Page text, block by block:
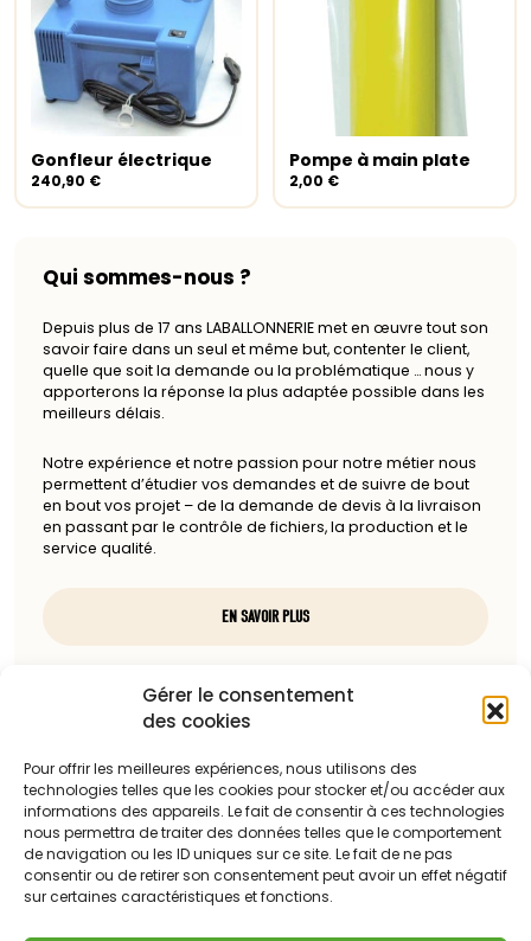
Gérer le consentement
des cookies
Pour offrir les meilleures expériences, nous utilisons des
technologies telles que les cookies pour stocker et/ou accéder aux
informations des appareils. Le fait de consentir à ces technologies
nous permettra de traiter des données telles que le comportement
de navigation ou les ID uniques sur ce site. Le fait de ne pas
consentir ou de retirer son consentement peut avoir un effet négatif
sur certaines caractéristiques et fonctions.
Lire la suite
Gonfleur électrique
240,90 €
Lire la suite
Pompe à main plate
2,00 €
Qui sommes-nous ?
Depuis plus de 17 ans LABALLONNERIE met en œuvre tout son
savoir faire dans un seul et même but, contenter le client,
quelle que soit la demande ou la problématique … nous y
apporterons la réponse la plus adaptée possible dans les
meilleurs délais.
Notre expérience et notre passion pour notre métier nous
permettent d’étudier vos demandes et de suivre de bout
en bout vos projet – de la demande de devis à la livraison
en passant par le contrôle de fichiers, la production et le
service qualité.
EN SAVOIR PLUS
Nous contacter
85100 Les Sables-d'Olonne
Téléphone :
06 13 23 67 88
Adresse mail :